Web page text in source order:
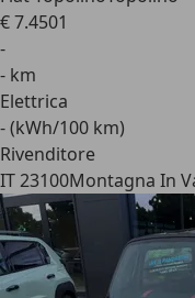
€ 7.4501
-
- km
Elettrica
- (kWh/100 km)
Rivenditore
IT 23100Montagna In